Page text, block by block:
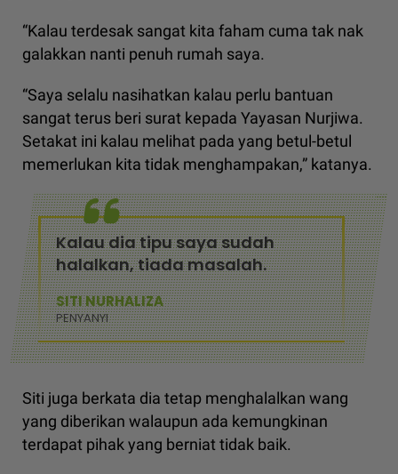
“Kalau terdesak sangat kita faham cuma tak nak
galakkan nanti penuh rumah saya.
“Saya selalu nasihatkan kalau perlu bantuan
sangat terus beri surat kepada Yayasan Nurjiwa.
Setakat ini kalau melihat pada yang betul-betul
memerlukan kita tidak menghampakan,” katanya.
Kalau dia tipu saya sudah
halalkan, tiada masalah.
SITI NURHALIZA
PENYANYI
Siti juga berkata dia tetap menghalalkan wang
yang diberikan walaupun ada kemungkinan
terdapat pihak yang berniat tidak baik.